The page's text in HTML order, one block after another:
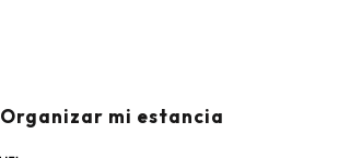
Organizar mi estancia